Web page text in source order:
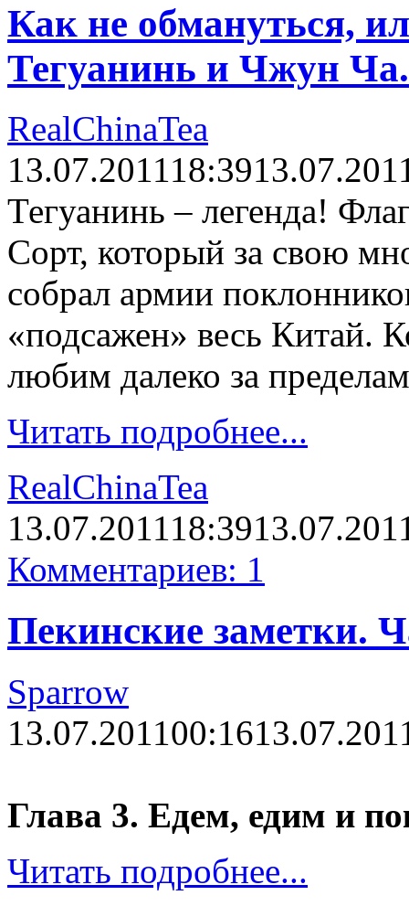
Как не обмануться,
Тегуанинь и Чжун Ча.
RealChinaTea
13.07.201118:39
Тегуанинь – легенда!
Сорт, который за свою
собрал армии
«подсажен» весь Китай.
любим далеко за
Читать подробнее...
RealChinaTea
13.07.201118:39
Комментариев: 1
Пекинские заметки.
Sparrow
13.07.201100:16
Глава 3. Едем, едим и
Читать подробнее...